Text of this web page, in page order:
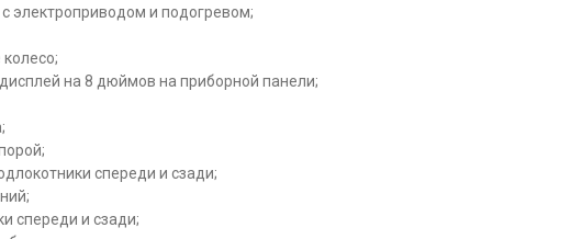
электроприводом и подогревом;
на 8 дюймов на приборной панели;
спереди и сзади;
спереди и сзади;